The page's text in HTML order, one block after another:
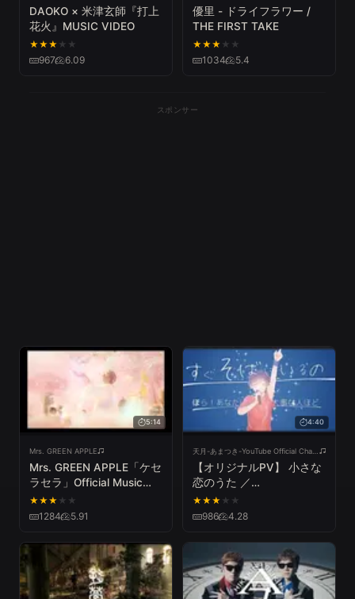
DAOKO × 米津玄師『打上
花火』MUSIC VIDEO
★★★ ★ ★
967 6.09
優里 - ドライフラワー /
THE FIRST TAKE
★★★ ★ ★
1034 5.4
スポンサー
5:14
Mrs. GREEN APPLE
Mrs. GREEN APPLE「ケセ
ラセラ」Official Music
Video
★★★ ★ ★
1284 5.91
4:40
天月-あまつき-YouTube Official Channel
【オリジナルPV】 小さな
恋のうた ／
MONGOL800(cover) by
天月
★★★ ★ ★
986 4.28